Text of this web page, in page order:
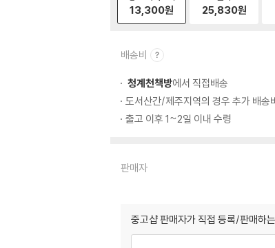
13,300원 25,830원
배송비
청계천책방에서 직접배송
도서산간/제주지역의 경우 추가 배송
출고 이후 1~2일 이내 수령
판매자
중고샵 판매자가 직접 등록/판매하